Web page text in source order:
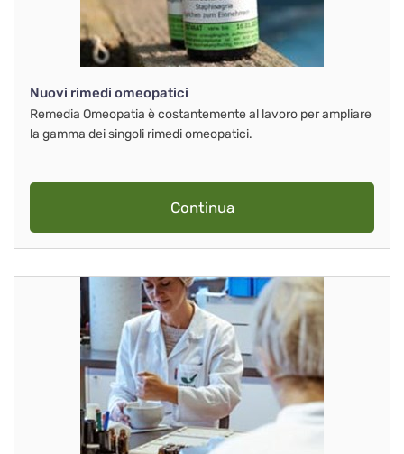
Nuovi rimedi omeopatici
Remedia Omeopatia è costantemente al lavoro per ampliare
la gamma dei singoli rimedi omeopatici.
Continua